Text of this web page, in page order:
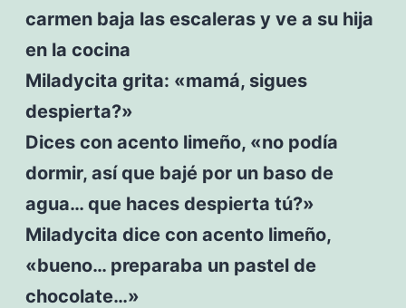
carmen baja las escaleras y ve a su hija
en la cocina
Miladycita grita: «mamá, sigues
despierta?»
Dices con acento limeño, «no podía
dormir, así que bajé por un baso de
agua… que haces despierta tú?»
Miladycita dice con acento limeño,
«bueno… preparaba un pastel de
chocolate…»